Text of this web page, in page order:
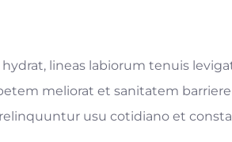
lineas labiorum tenuis
meliorat et sanitatem
usu cotidiano et